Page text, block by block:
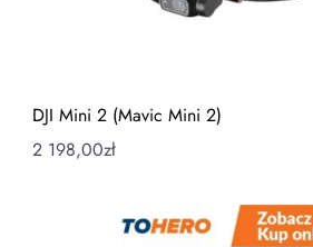
DJI Mini 2 (Mavic Mini 2)
2 198,00zł